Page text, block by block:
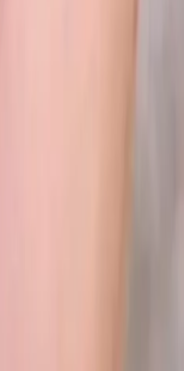
görünümü
tırnak bakımında
rahatlığı bir arada
ve zarif
yardımcı olur.
gibi bazı
memnuniyet